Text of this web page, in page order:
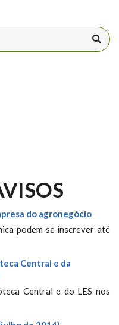
do agronegócio
podem se inscrever até
Central e da
Central e do LES nos